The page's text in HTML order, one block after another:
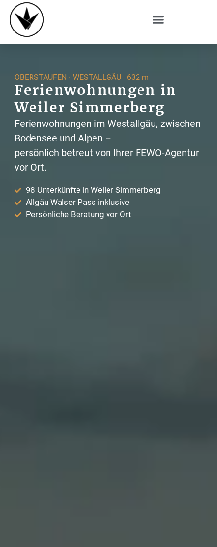
OBERSTAUFEN · WESTALLGÄU · 632 m
Ferienwohnungen in
Weiler Simmerberg
Ferienwohnungen im Westallgäu, zwischen
Bodensee und Alpen –
persönlich betreut von Ihrer FEWO-Agentur
vor Ort.
98 Unterkünfte in Weiler Simmerberg
Allgäu Walser Pass inklusive
Persönliche Beratung vor Ort​